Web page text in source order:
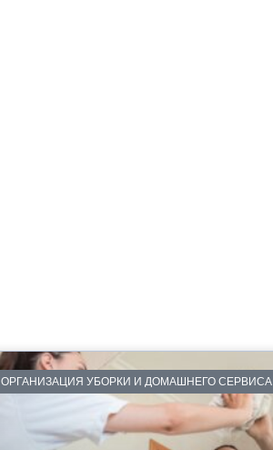
ОРГАНИЗАЦИЯ УБОРКИ И ДОМАШНЕГО СЕРВИСА